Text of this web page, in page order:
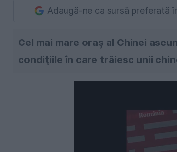
Adaugă-ne ca sursă preferată
Cel mai mare oraş al Chinei
condiţiile în care trăiesc unii